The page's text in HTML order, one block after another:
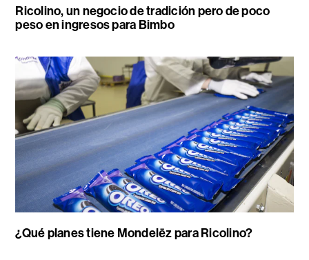
Ricolino, un negocio de tradición pero de poco
peso en ingresos para Bimbo
¿Qué planes tiene Mondelēz para Ricolino?